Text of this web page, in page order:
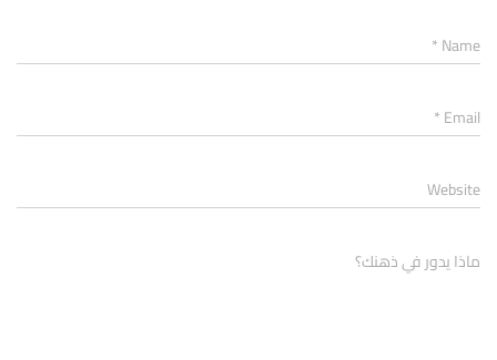
Name
*
Email
*
Website
ماذا يدور في ذهنك؟